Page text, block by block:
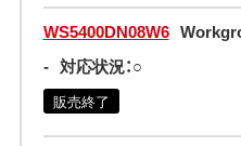
WS5400DN08W6
- 対応状況：○
販売終了